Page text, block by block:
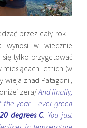
przez cały rok –
wynosi w wiecznie
się tylko przygotować
miesiącach letnich (w
wieja znad Patagonii,
zera/And finally,
the year – ever-green
20 degrees C. You just